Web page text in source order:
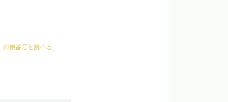
郵便番号を調べる